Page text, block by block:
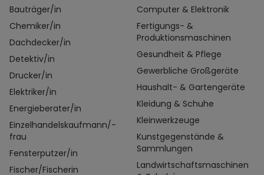
Bauträger/in
Chemiker/in
Dachdecker/in
Detektiv/in
Drucker/in
Elektriker/in
Energieberater/in
Einzelhandelskaufmann/-
frau
Fensterputzer/in
Fischer/Fischerin
Computer & Elektronik
Fertigungs- &
Produktionsmaschinen
Gesundheit & Pflege
Gewerbliche Großgeräte
Haushalt- & Gartengeräte
Kleidung & Schuhe
Kleinwerkzeuge
Kunstgegenstände &
Sammlungen
Landwirtschaftsmaschinen